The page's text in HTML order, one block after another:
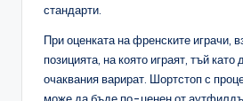
стандарти.
При оценката на френските играчи,
позицията, на която играят, тъй
очаквания варират. Шортстоп с